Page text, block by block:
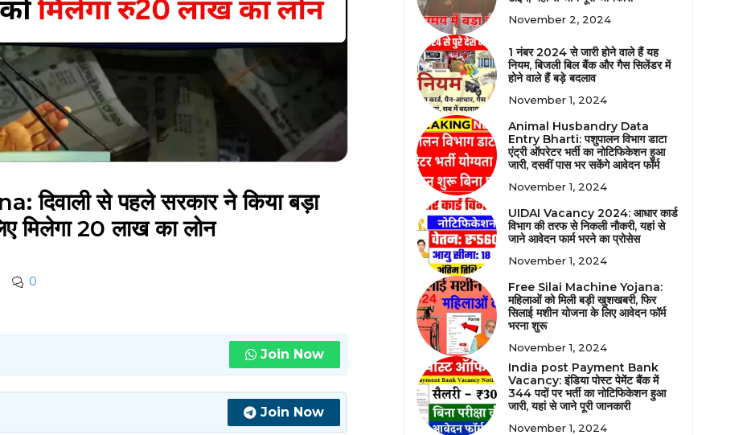
से पहले सरकार ने किया बड़ा
मिलेगा 20 लाख का लोन
0
Join Now
Join Now
November 2, 2024
1 नंबर 2024 से जारी होने वाले हैं यह
नियम, बिजली बिल बैंक और गैस सिलेंडर में
होने वाले हैं बड़े बदलाव
November 1, 2024
Animal Husbandry Data
Entry Bharti: पशुपालन विभाग डाटा
एंट्री ऑपरेटर भर्ती का नोटिफिकेशन हुआ
जारी, दसवीं पास भर सकेंगे आवेदन फॉर्म
November 1, 2024
UIDAI Vacancy 2024: आधार कार्ड
विभाग की तरफ से निकली नौकरी, यहां से
जाने आवेदन फार्म भरने का प्रोसेस
November 1, 2024
Free Silai Machine Yojana:
महिलाओं को मिली बड़ी खुशखबरी, फिर
सिलाई मशीन योजना के लिए आवेदन फॉर्म
भरना शुरू
November 1, 2024
India post Payment Bank
Vacancy: इंडिया पोस्ट पेमेंट बैंक में
344 पदों पर भर्ती का नोटिफिकेशन हुआ
जारी, यहां से जाने पूरी जानकारी
November 1, 2024